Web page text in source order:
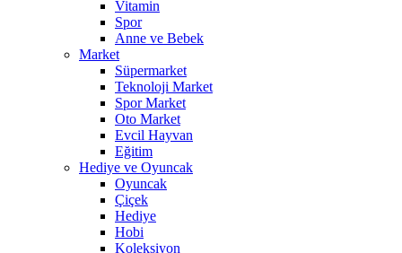
Vitamin
Spor
Anne ve Bebek
Market
Süpermarket
Teknoloji Market
Spor Market
Oto Market
Evcil Hayvan
Eğitim
Hediye ve Oyuncak
Oyuncak
Çiçek
Hediye
Hobi
Koleksiyon